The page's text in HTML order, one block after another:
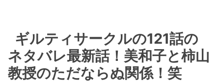
ギルティサークルの121話の
ネタバレ最新話！美和子と柿山
教授のただならぬ関係！笑